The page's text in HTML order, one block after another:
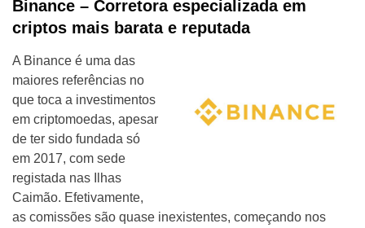
Binance – Corretora especializada em
criptos mais barata e reputada
A Binance é uma das
maiores referências no
que toca a investimentos
em criptomoedas, apesar
de ter sido fundada só
em 2017, com sede
registada nas Ilhas
Caimão. Efetivamente,
as comissões são quase inexistentes, começando nos